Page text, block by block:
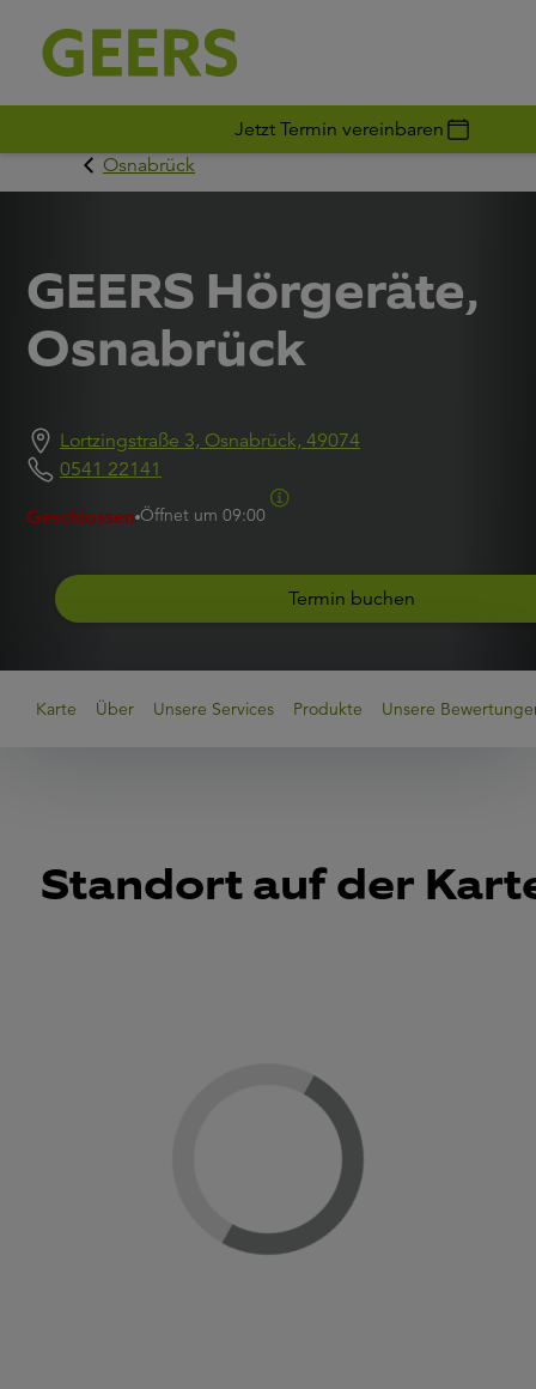
Jetzt Termin vereinbaren
Osnabrück
GEERS Hörgeräte,
Osnabrück
Lortzingstraße 3, Osnabrück, 49074
0541 22141
Geschlossen Öffnet um 09:00
Termin buchen
Karte Über Unsere Services Produkte Unsere
Standort auf der